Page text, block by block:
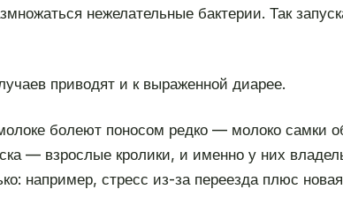
нежелательные бактерии. Так
приводят и к выраженной диарее.
болеют поносом редко — молоко самки
— взрослые кролики, и именно у них
например, стресс из-за переезда плюс